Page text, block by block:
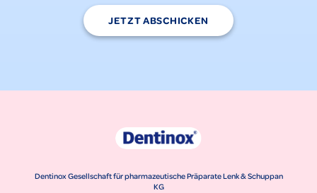
JETZT ABSCHICKEN
Dentinox Gesellschaft für pharmazeutische Präparate Lenk & Schuppan
KG